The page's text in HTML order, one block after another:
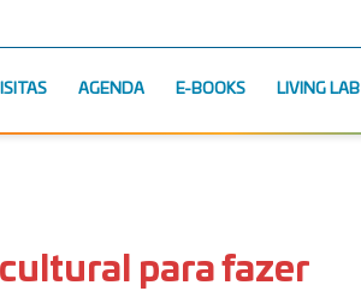
AGENDA E-BOOKS LIVING LAB
para fazer